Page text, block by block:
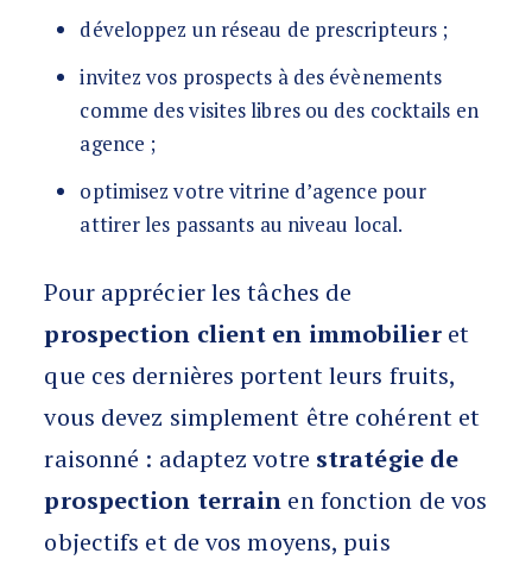
développez un réseau de prescripteurs ;
invitez vos prospects à des évènements
comme des visites libres ou des cocktails en
agence ;
optimisez votre vitrine d’agence pour
attirer les passants au niveau local.
Pour apprécier les tâches de
prospection client en immobilieret
que ces dernières portent leurs fruits,
vous devez simplement être cohérent et
raisonné : adaptez votre stratégie de
prospection terrain en fonction de vos
objectifs et de vos moyens, puis